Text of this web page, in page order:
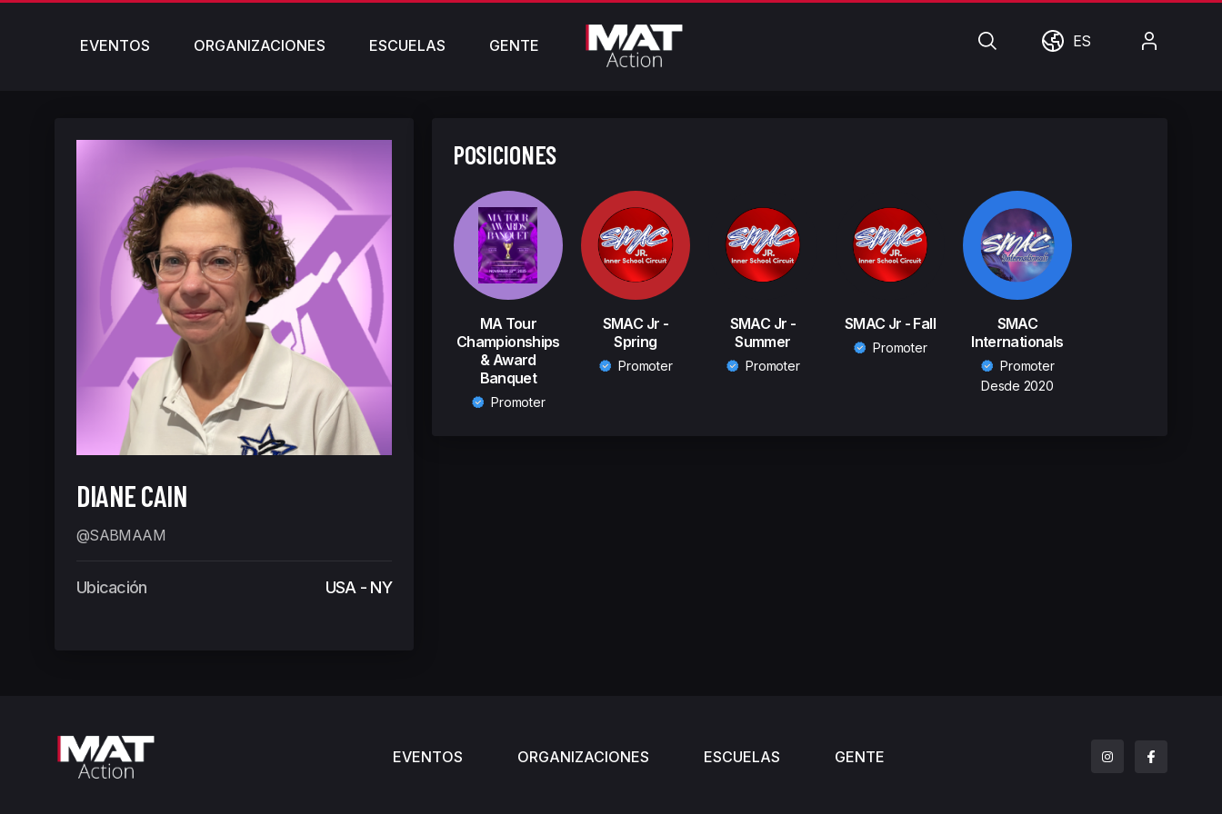
EVENTOS ORGANIZACIONES ESCUELAS GENTE BúsquedaMundo
ES
DIANE CAIN
@SABMAAM
Ubicación USA - NY
POSICIONES
MA Tour
Championships
& Award
Banquet
Promoter
SMAC Jr -
Spring
Promoter
SMAC Jr -
Summer
Promoter
SMAC Jr - Fall
Promoter
SMAC
Internationals
Promoter
Desde 2020
EVENTOS ORGANIZACIONES ESCUELAS GENTE